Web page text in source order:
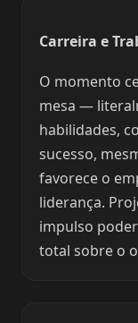
Carreira e
O momento
mesa —
habilidades,
sucesso,
favorece o
liderança.
impulso
total sobre o